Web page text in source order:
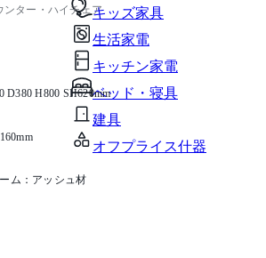
キッズ家具
生活家電
キッチン家電
ベッド・寝具
建具
オフプライス什器
ンター・ハイチェア
D380 H800 SH620mm
ム：アッシュ材